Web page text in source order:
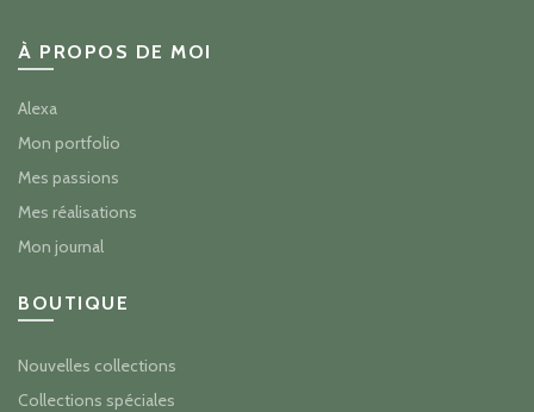
À PROPOS DE MOI
Alexa
Mon portfolio
Mes passions
Mes réalisations
Mon journal
BOUTIQUE
Nouvelles collections
Collections spéciales